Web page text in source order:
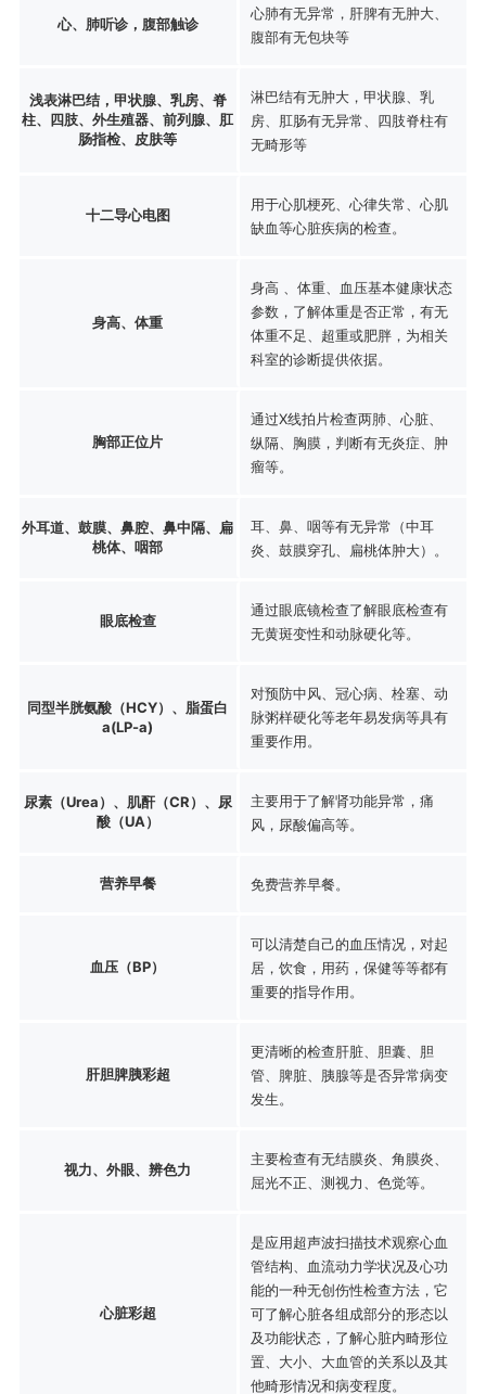
心、肺听诊，腹部触诊
心肺有无异常，肝脾有无肿大、
腹部有无包块等
浅表淋巴结，甲状腺、乳房、脊
柱、四肢、外生殖器、前列腺、肛
肠指检、皮肤等
淋巴结有无肿大，甲状腺、乳
房、肛肠有无异常、四肢脊柱有
无畸形等
十二导心电图
用于心肌梗死、心律失常、心肌
缺血等心脏疾病的检查。
身高、体重
身高 、体重、血压基本健康状态
参数，了解体重是否正常，有无
体重不足、超重或肥胖，为相关
科室的诊断提供依据。
胸部正位片
通过X线拍片检查两肺、心脏、
纵隔、胸膜，判断有无炎症、肿
瘤等。
外耳道、鼓膜、鼻腔、鼻中隔、扁
桃体、咽部
耳、鼻、咽等有无异常（中耳
炎、鼓膜穿孔、扁桃体肿大）。
眼底检查
通过眼底镜检查了解眼底检查有
无黄斑变性和动脉硬化等。
同型半胱氨酸（HCY）、脂蛋白
a(LP-a)
对预防中风、冠心病、栓塞、动
脉粥样硬化等老年易发病等具有
重要作用。
尿素（Urea）、肌酐（CR）、尿
酸（UA）
主要用于了解肾功能异常，痛
风，尿酸偏高等。
营养早餐 免费营养早餐。
血压（BP）
可以清楚自己的血压情况，对起
居，饮食，用药，保健等等都有
重要的指导作用。
肝胆脾胰彩超
更清晰的检查肝脏、胆囊、胆
管、脾脏、胰腺等是否异常病变
发生。
视力、外眼、辨色力
主要检查有无结膜炎、角膜炎、
屈光不正、测视力、色觉等。
心脏彩超
是应用超声波扫描技术观察心血
管结构、血流动力学状况及心功
能的一种无创伤性检查方法，它
可了解心脏各组成部分的形态以
及功能状态，了解心脏内畸形位
置、大小、大血管的关系以及其
他畸形情况和病变程度。